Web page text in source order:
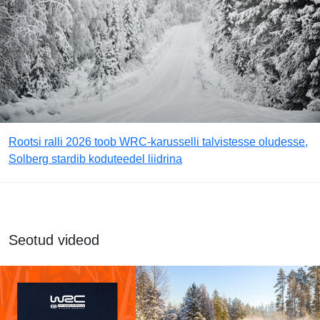
Rootsi ralli 2026 toob WRC-karusselli talvistesse oludesse,
Solberg stardib koduteedel liidrina
Seotud videod